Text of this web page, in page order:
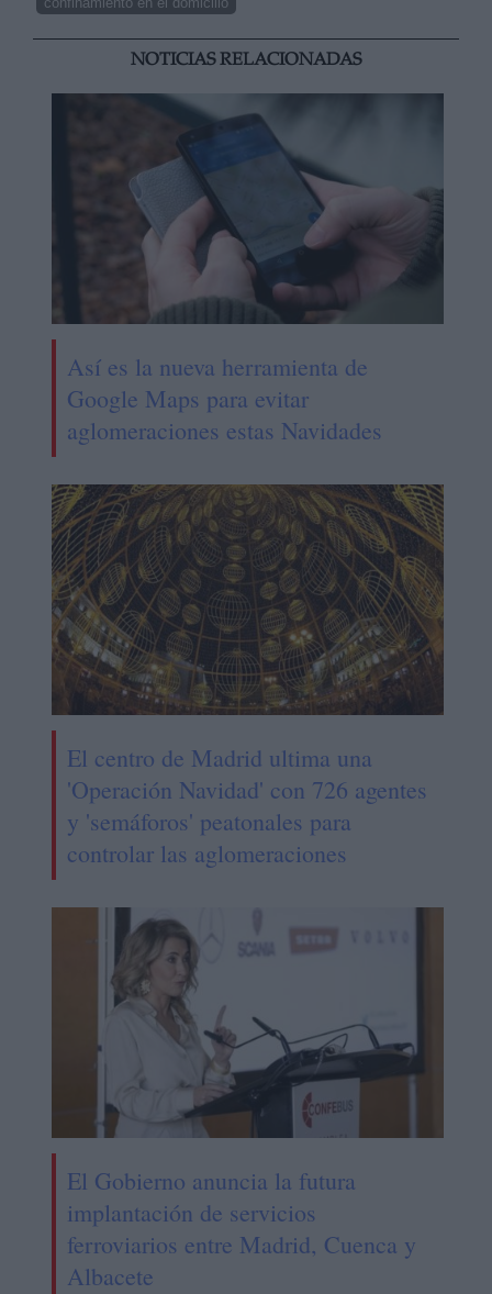
NOTICIAS RELACIONADAS
Así es la nueva herramienta de
Google Maps para evitar
aglomeraciones estas Navidades
El centro de Madrid ultima una
'Operación Navidad' con 726 agentes
y 'semáforos' peatonales para
controlar las aglomeraciones
El Gobierno anuncia la futura
implantación de servicios
ferroviarios entre Madrid, Cuenca y
Albacete